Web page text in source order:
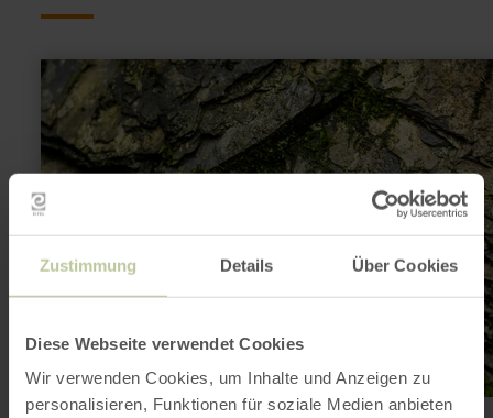
Zustimmung Details Über Cookies
Diese Webseite verwendet Cookies
Wir verwenden Cookies, um Inhalte und Anzeigen zu
personalisieren, Funktionen für soziale Medien anbieten
savoir
plus
sur
:
71
-
Fuhrtsbachtal